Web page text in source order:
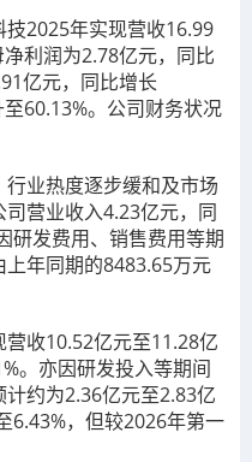
2025年实现营收16.99
利润为2.78亿元，同比
亿元，同比增长
60.13%。公司财务状况
业热度逐步缓和及市场
营业收入4.23亿元，同
研发费用、销售费用等期
年同期的8483.65万元
收10.52亿元至11.28亿
。亦因研发投入等期间
约为2.36亿元至2.83亿
6.43%，但较2026年第一